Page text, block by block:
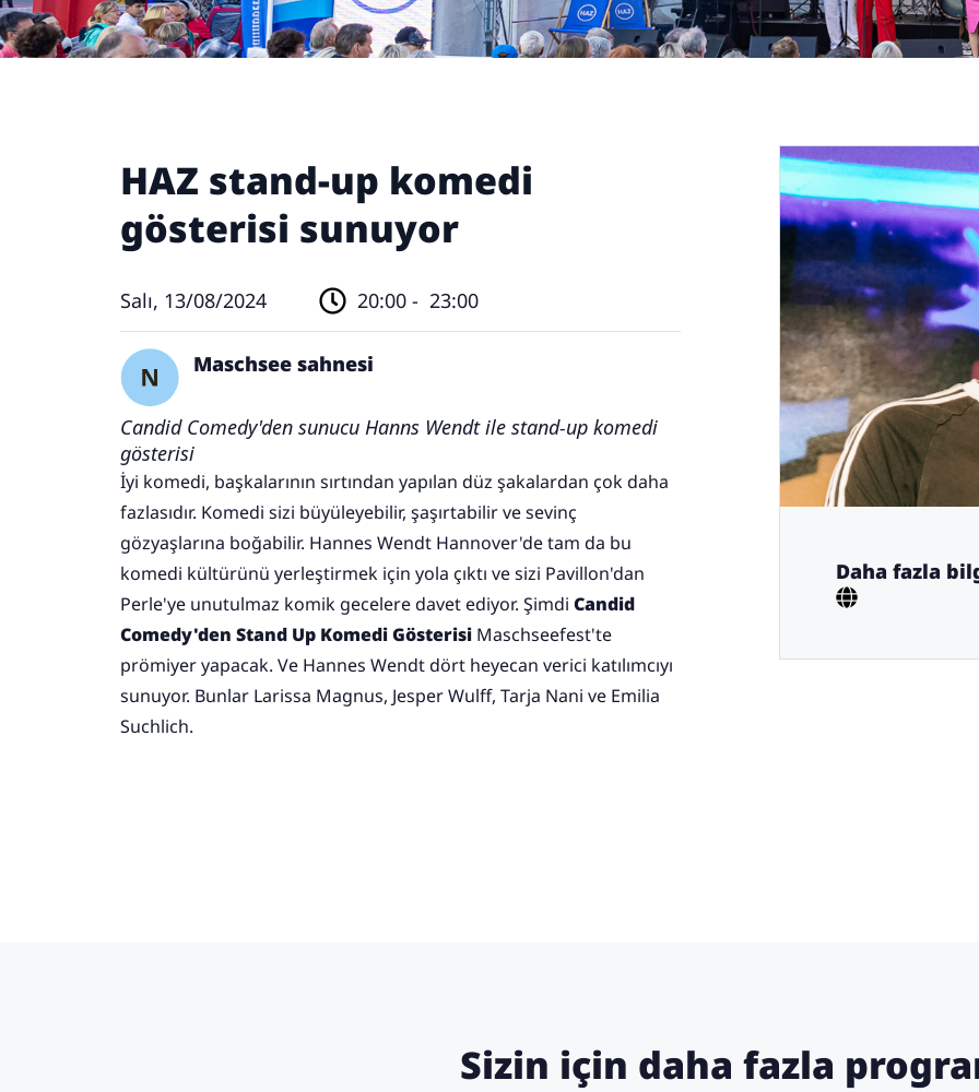
HAZ stand-up komedi
gösterisi sunuyor
Salı, 13/08/2024 20:00 - 23:00
Maschsee sahnesi
Candid Comedy'den sunucu Hanns Wendt ile stand-up komedi
gösterisi
İyi komedi, başkalarının sırtından yapılan düz şakalardan çok daha
fazlasıdır. Komedi sizi büyüleyebilir, şaşırtabilir ve sevinç
gözyaşlarına boğabilir. Hannes Wendt Hannover'de tam da bu
komedi kültürünü yerleştirmek için yola çıktı ve sizi Pavillon'dan
Perle'ye unutulmaz komik gecelere davet ediyor. Şimdi Candid
Comedy'den Stand Up Komedi Gösterisi Maschseefest'te
prömiyer yapacak. Ve Hannes Wendt dört heyecan verici katılımcıyı
sunuyor. Bunlar Larissa Magnus, Jesper Wulff, Tarja Nani ve Emilia
Suchlich.
Daha fazla
Sizin için daha fazla